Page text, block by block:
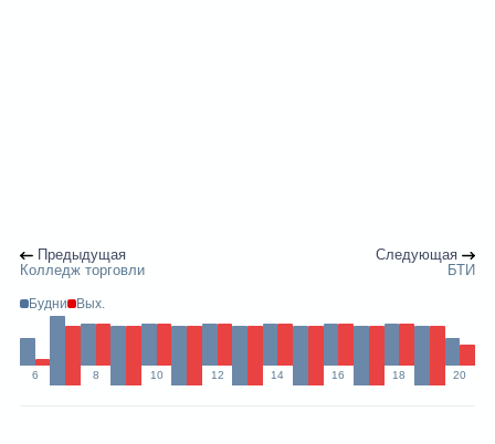
Предыдущая
Колледж торговли
Следующая
БТИ
Будни Вых.
6 8 10 12 14 16 18 20